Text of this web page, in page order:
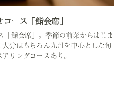
コース「鮨会席」
「鮨会席」。季節の前菜からはじま
分はもちろん九州を中心とした旬
リングコースあり。